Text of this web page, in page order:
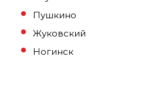
Пушкино
Жуковский
Ногинск